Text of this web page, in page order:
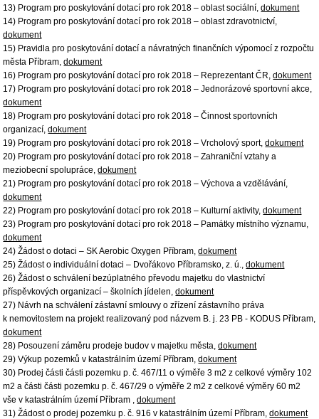
13) Program pro poskytování dotací pro rok 2018 – oblast sociální,dokument
14) Program pro poskytování dotací pro rok 2018 – oblast zdravotnictví,
dokument
15) Pravidla pro poskytování dotací a návratných finančních výpomocí z rozpočtu
města Příbram,dokument
16) Program pro poskytování dotací pro rok 2018 – Reprezentant ČR,dokument
17) Program pro poskytování dotací pro rok 2018 – Jednorázové sportovní akce,
dokument
18) Program pro poskytování dotací pro rok 2018 – Činnost sportovních
organizací,dokument
19) Program pro poskytování dotací pro rok 2018 – Vrcholový sport,dokument
20) Program pro poskytování dotací pro rok 2018 – Zahraniční vztahy a
meziobecní spolupráce,dokument
21) Program pro poskytování dotací pro rok 2018 – Výchova a vzdělávání,
dokument
22) Program pro poskytování dotací pro rok 2018 – Kulturní aktivity,dokument
23) Program pro poskytování dotací pro rok 2018 – Památky místního významu,
dokument
24) Žádost o dotaci – SK Aerobic Oxygen Příbram,dokument
25) Žádost o individuální dotaci – Dvořákovo Příbramsko, z. ú.,dokument
26) Žádost o schválení bezúplatného převodu majetku do vlastnictví
příspěvkových organizací – školních jídelen,dokument
27) Návrh na schválení zástavní smlouvy o zřízení zástavního práva
k nemovitostem na projekt realizovaný pod názvem B. j. 23 PB - KODUS Příbram,
dokument
28) Posouzení záměru prodeje budov v majetku města,dokument
29) Výkup pozemků v katastrálním území Příbram,dokument
30) Prodej části části pozemku p. č. 467/11 o výměře 3 m2 z celkové výměry 102
m2 a části části pozemku p. č. 467/29 o výměře 2 m2 z celkové výměry 60 m2
vše v katastrálním území Příbram ,dokument
31) Žádost o prodej pozemku p. č. 916 v katastrálním území Příbram,dokument